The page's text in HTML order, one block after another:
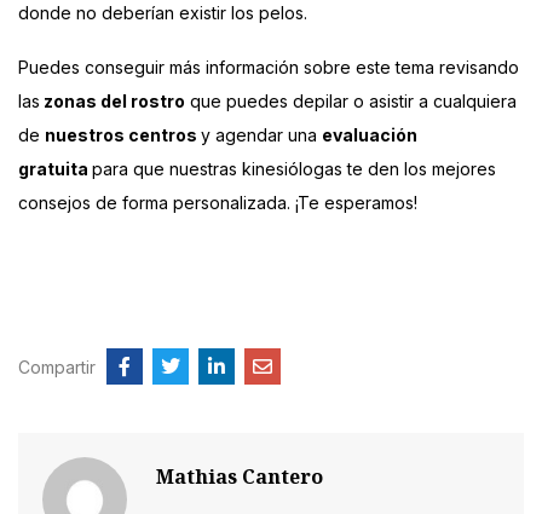
donde no deberían existir los pelos.
Puedes conseguir más información sobre este tema revisando
las zonas del rostro que puedes depilar o asistir a cualquiera
de nuestros centros y agendar una evaluación
gratuita para que nuestras kinesiólogas te den los mejores
consejos de forma personalizada. ¡Te esperamos!
Compartir
Mathias Cantero